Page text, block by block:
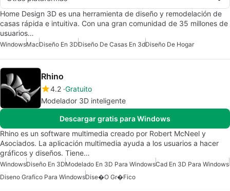
Home Design 3D es una herramienta de diseño y remodelación de
casas rápida e intuitiva. Con una gran comunidad de 35 millones de
usuarios…
WindowsMacDiseño En 3DDiseño De Casas En 3dDiseño De Hogar
Rhino
4.2 Gratuito
Modelador 3D inteligente
Descargar gratis para Windows
Rhino es un software multimedia creado por Robert McNeel y
Asociados. La aplicación multimedia ayuda a los usuarios a hacer
gráficos y diseños. Tiene…
WindowsDiseño En 3DModelado En 3D Para WindowsCad En 3D Para Windows
Diseno Grafico Para WindowsDise�o Gr�fico